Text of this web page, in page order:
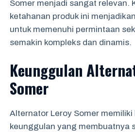
Somer menjadi sangat relevan.
ketahanan produk ini
untuk memenuhi permintaan
semakin kompleks dan dinamis.
Keunggulan
Somer
Alternator Leroy Somer memiliki
keunggulan yang membuatnya